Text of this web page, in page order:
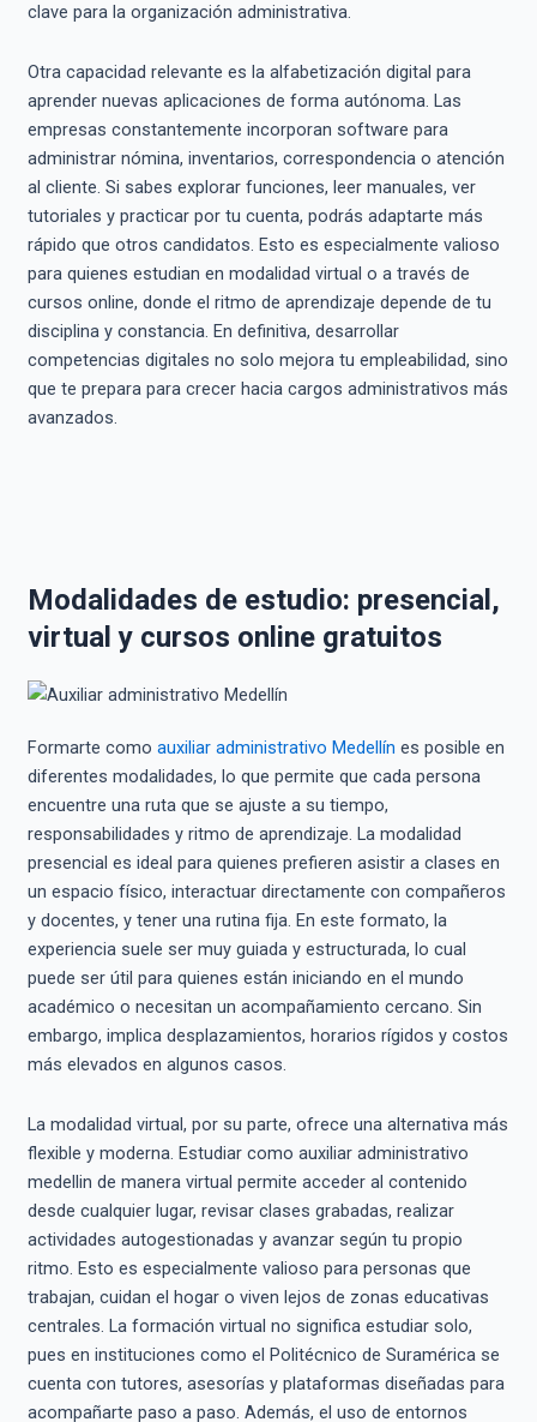
clave para la organización administrativa.
Otra capacidad relevante es la alfabetización digital para
aprender nuevas aplicaciones de forma autónoma. Las
empresas constantemente incorporan software para
administrar nómina, inventarios, correspondencia o atención
al cliente. Si sabes explorar funciones, leer manuales, ver
tutoriales y practicar por tu cuenta, podrás adaptarte más
rápido que otros candidatos. Esto es especialmente valioso
para quienes estudian en modalidad virtual o a través de
cursos online, donde el ritmo de aprendizaje depende de tu
disciplina y constancia. En definitiva, desarrollar
competencias digitales no solo mejora tu empleabilidad, sino
que te prepara para crecer hacia cargos administrativos más
avanzados.
Modalidades de estudio: presencial,
virtual y cursos online gratuitos
Formarte como auxiliar administrativo Medellín es posible en
diferentes modalidades, lo que permite que cada persona
encuentre una ruta que se ajuste a su tiempo,
responsabilidades y ritmo de aprendizaje. La modalidad
presencial es ideal para quienes prefieren asistir a clases en
un espacio físico, interactuar directamente con compañeros
y docentes, y tener una rutina fija. En este formato, la
experiencia suele ser muy guiada y estructurada, lo cual
puede ser útil para quienes están iniciando en el mundo
académico o necesitan un acompañamiento cercano. Sin
embargo, implica desplazamientos, horarios rígidos y costos
más elevados en algunos casos.
La modalidad virtual, por su parte, ofrece una alternativa más
flexible y moderna. Estudiar como auxiliar administrativo
medellin de manera virtual permite acceder al contenido
desde cualquier lugar, revisar clases grabadas, realizar
actividades autogestionadas y avanzar según tu propio
ritmo. Esto es especialmente valioso para personas que
trabajan, cuidan el hogar o viven lejos de zonas educativas
centrales. La formación virtual no significa estudiar solo,
pues en instituciones como el Politécnico de Suramérica se
cuenta con tutores, asesorías y plataformas diseñadas para
acompañarte paso a paso. Además, el uso de entornos